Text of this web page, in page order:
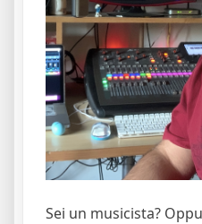
Sei un musicista?